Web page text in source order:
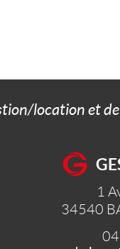
location et
1
34540